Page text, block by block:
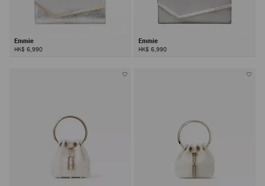
Emmie
HK$ 6,990
Emmie
HK$ 6,990